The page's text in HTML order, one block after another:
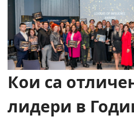
Кои са
лидери в